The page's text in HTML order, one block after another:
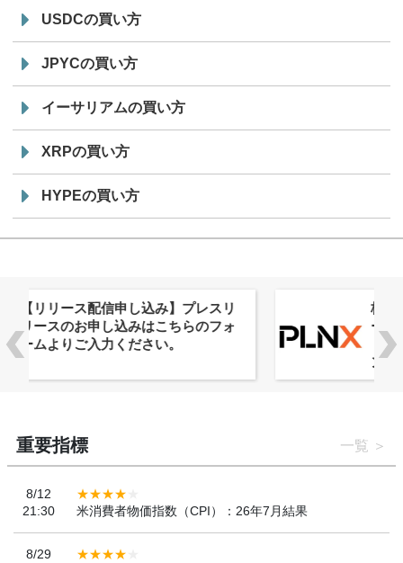
USDCの買い方
JPYCの買い方
イーサリアムの買い方
XRPの買い方
HYPEの買い方
株式会社PlnX、アジア最大級のグロ
ーバルWeb3カンファレンス
「WebX2026」とのコラボレーショ
重要指標 一覧
8/12
21:30
米消費者物価指数（CPI）：26年7月結果
8/29